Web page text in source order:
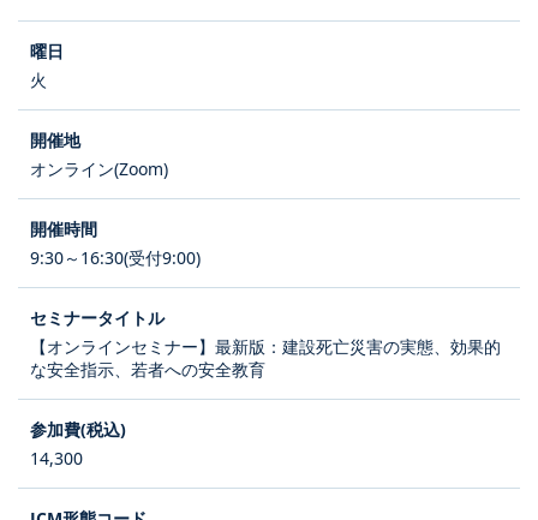
火
オンライン(Zoom)
9:30～16:30(受付9:00)
【オンラインセミナー】最新版：建設死亡災害の実態、効果的
な安全指示、若者への安全教育
14,300